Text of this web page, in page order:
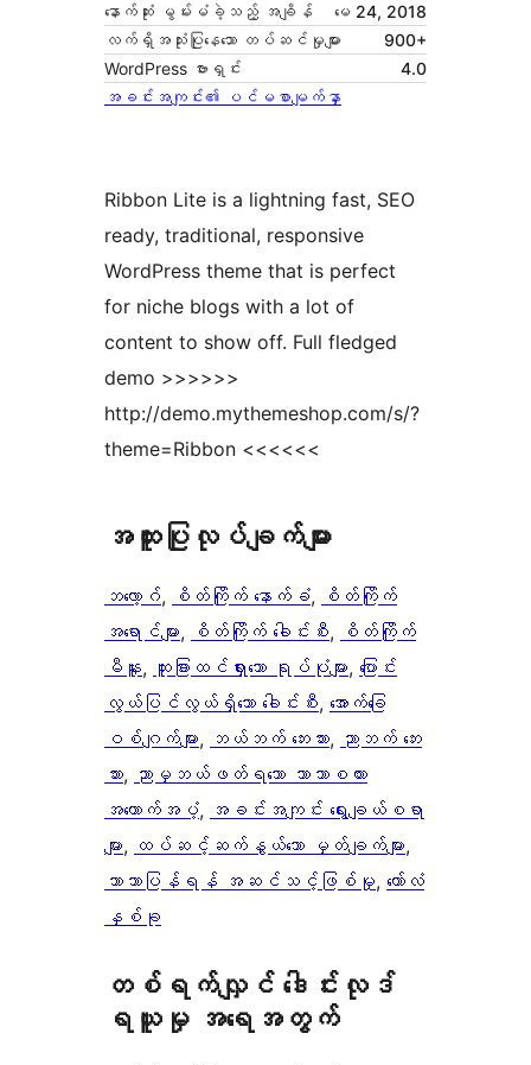
နောက်ဆုံး မွမ်းမံခဲ့သည့် အချိန်
မေ 24, 2018
လက်ရှိအသုံးပြုနေသော တပ်ဆင်မှုများ
900+
WordPress ဗားရှင်း
4.0
အခင်းအကျင်း၏ ပင်မစာမျက်နှာ
Ribbon Lite is a lightning fast, SEO
ready, traditional, responsive
WordPress theme that is perfect
for niche blogs with a lot of
content to show off. Full fledged
demo >>>>>>
http://demo.mythemeshop.com/s/?
theme=Ribbon <<<<<<
အ​ထူး​ပြု​လုပ်​ချက်​များ
ဘလော့ဂ်, စိတ်ကြိုက် နောက်ခံ,
စိတ်ကြိုက်
အရောင်များ, စိတ်ကြိုက် ခေါင်းစီး,
စိတ်ကြိုက်
မီနူး, ထူးခြားထင်ရှားသော ရုပ်ပုံများ, ပြောင်း
လွယ်ပြင်လွယ်ရှိသော ခေါင်းစီး, အောက်ခြေ
ဝစ်ဂျက်များ, ဘယ်ဘက် ဘေးဘား, ညာဘက် ဘေး
ဘား, ညာမှဘယ်ဖတ်ရသော ဘာသာစကား
အထောက်အပံ့, အခင်းအကျင်း ရွေးချယ်စရာ
များ, ထပ်ဆင့်ဆက်နွယ်သော မှတ်ချက်များ
ဘာသာပြန်ရန် အဆင်သင့်ဖြစ်မှု, ကော်လံ
နှစ်ခု
တစ်ရက်လျှင် ဒေါင်းလုဒ်
ရယူမှု အရေအတွက်